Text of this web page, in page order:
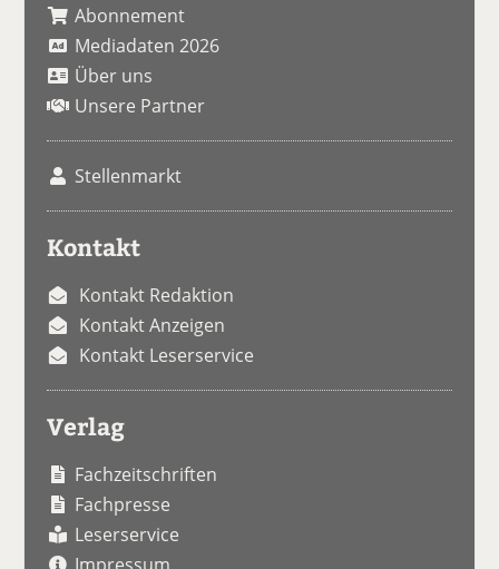
Abonnement
Mediadaten 2026
Über uns
Unsere Partner
Stellenmarkt
Kontakt
Kontakt Redaktion
Kontakt Anzeigen
Kontakt Leserservice
Verlag
Fachzeitschriften
Fachpresse
Leserservice
Impressum